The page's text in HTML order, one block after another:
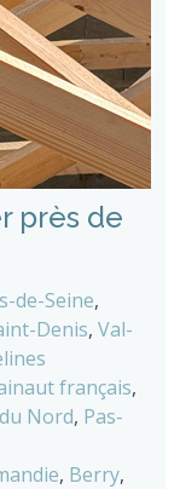
près de
de-Seine,
Denis, Val-
français,
Nord, Pas-
, Berry,